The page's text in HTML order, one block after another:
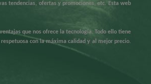
tendencias, ofertas y promociones, etc. Esta web
que nos ofrece la tecnología. Todo ello tiene
con la máxima calidad y al mejor precio.